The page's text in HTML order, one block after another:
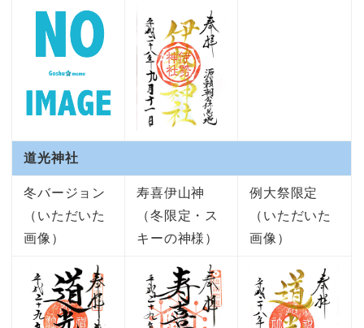
道光神社
冬バージョン
（いただいた
画像）
寿喜伊山神
（冬限定・ス
キーの神様）
例大祭限定
（いただいた
画像）